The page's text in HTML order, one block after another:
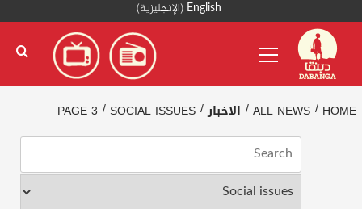
content
English
(الإنجليزية)
Menu
HOME
ALL NEWS الاخبار SOCIAL ISSUES
PAGE 3